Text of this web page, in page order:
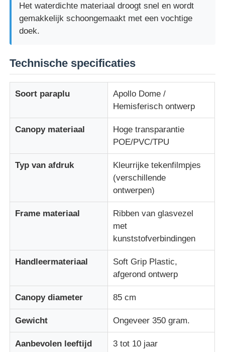
Het waterdichte materiaal droogt snel en wordt
gemakkelijk schoongemaakt met een vochtige
doek.
Technische specificaties
Soort paraplu
Apollo Dome /
Hemisferisch ontwerp
Canopy materiaal
Hoge transparantie
POE/PVC/TPU
Typ van afdruk
Kleurrijke tekenfilmpjes
(verschillende
ontwerpen)
Frame materiaal
Ribben van glasvezel
met
kunststofverbindingen
Handleermateriaal
Soft Grip Plastic,
afgerond ontwerp
Canopy diameter 85 cm
Gewicht Ongeveer 350 gram.
Aanbevolen leeftijd 3 tot 10 jaar